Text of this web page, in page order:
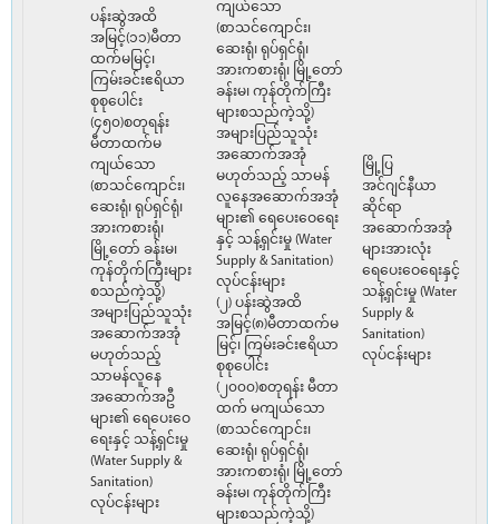
ပန်းဆွဲအထိ
အမြင့်(၁၁)မီတာ
ထက်မမြင့်၊
ကြမ်းခင်းဧရိယာ
စုစုပေါင်း
(၄၅၀)စတုရန်း
မီတာထက်မ
ကျယ်သော
(စာသင်ကျောင်း၊
ဆေးရုံ၊ ရုပ်ရှင်ရုံ၊
အားကစားရုံ၊
မြို့တော် ခန်းမ၊
ကုန်တိုက်ကြီးများ
စသည်ကဲ့သို့)
အများပြည်သူသုံး
အဆောက်အအုံ
မဟုတ်သည့်
သာမန်လူနေ
အဆောက်အဦ
များ၏ ရေပေးဝေ
ရေးနှင့် သန့်ရှင်းမှု
(Water Supply &
Sanitation)
လုပ်ငန်းများ
ကျယ်သော
(စာသင်ကျောင်း၊
ဆေးရုံ၊ ရုပ်ရှင်ရုံ၊
အားကစားရုံ၊ မြို့တော်
ခန်းမ၊ ကုန်တိုက်ကြီး
များစသည်ကဲ့သို့)
အများပြည်သူသုံး
အဆောက်အအုံ
မဟုတ်သည့် သာမန်
လူနေအဆောက်အအုံ
များ၏ ရေပေးဝေရေး
နှင့် သန့်ရှင်းမှု (Water
Supply & Sanitation)
လုပ်ငန်းများ
(၂) ပန်းဆွဲအထိ
အမြင့်(၈)မီတာထက်မ
မြင့်၊ ကြမ်းခင်းဧရိယာ
စုစုပေါင်း
(၂၀၀၀)စတုရန်း မီတာ
ထက် မကျယ်သော
(စာသင်ကျောင်း၊
ဆေးရုံ၊ ရုပ်ရှင်ရုံ၊
အားကစားရုံ၊ မြို့တော်
ခန်းမ၊ ကုန်တိုက်ကြီး
များစသည်ကဲ့သို့)
မြို့ပြ
အင်ဂျင်နီယာ
ဆိုင်ရာ
အဆောက်အအုံ
များအားလုံး
ရေပေးဝေရေးနှင့်
သန့်ရှင်းမှု (Water
Supply &
Sanitation)
လုပ်ငန်းများ